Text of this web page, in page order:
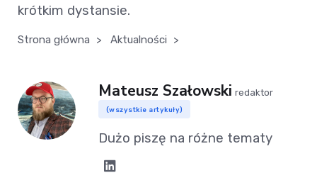
krótkim dystansie.
Strona główna > Aktualności >
Mateusz Szałowski redaktor
(wszystkie artykuły)
Dużo piszę na różne tematy